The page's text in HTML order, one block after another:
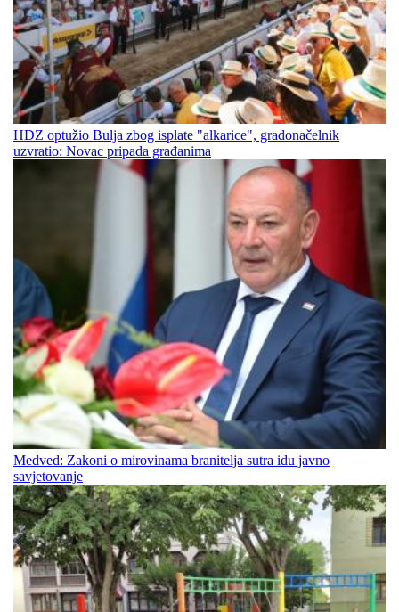
HDZ optužio Bulja zbog isplate "alkarice", gradonačelnik
uzvratio: Novac pripada građanima
Medved: Zakoni o mirovinama branitelja sutra idu javno
savjetovanje